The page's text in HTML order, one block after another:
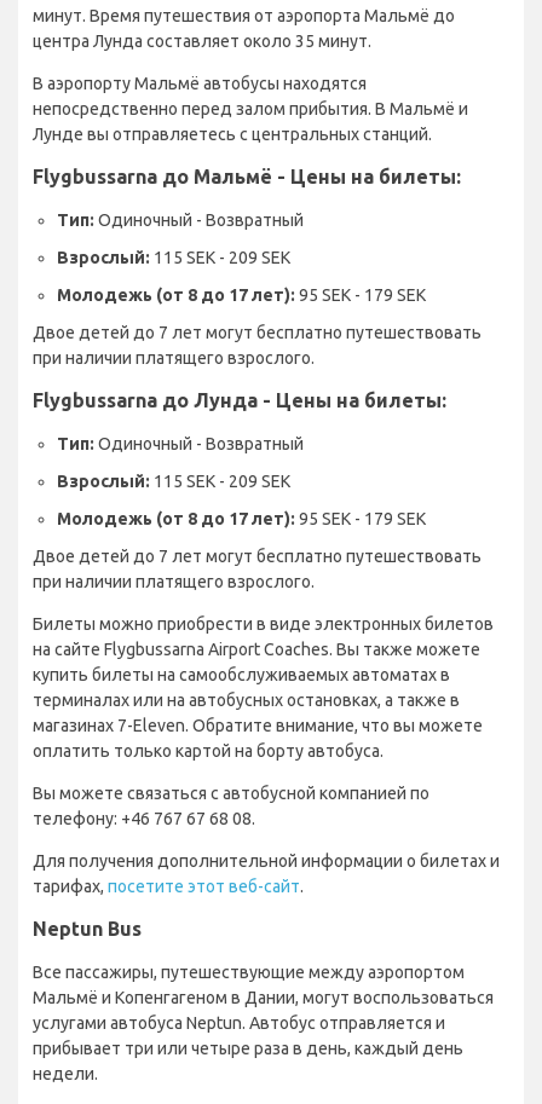
минут. Время путешествия от аэропорта Мальмё до
центра Лунда составляет около 35 минут.
В аэропорту Мальмё автобусы находятся
непосредственно перед залом прибытия. В Мальмё и
Лунде вы отправляетесь с центральных станций.
Flygbussarna до Мальмё - Цены на билеты:
Тип: Одиночный - Возвратный
Взрослый: 115 SEK - 209 SEK
Молодежь (от 8 до 17 лет): 95 SEK - 179 SEK
Двое детей до 7 лет могут бесплатно путешествовать
при наличии платящего взрослого.
Flygbussarna до Лунда - Цены на билеты:
Тип: Одиночный - Возвратный
Взрослый: 115 SEK - 209 SEK
Молодежь (от 8 до 17 лет): 95 SEK - 179 SEK
Двое детей до 7 лет могут бесплатно путешествовать
при наличии платящего взрослого.
Билеты можно приобрести в виде электронных билетов
на сайте Flygbussarna Airport Coaches. Вы также можете
купить билеты на самообслуживаемых автоматах в
терминалах или на автобусных остановках, а также в
магазинах 7-Eleven. Обратите внимание, что вы можете
оплатить только картой на борту автобуса.
Вы можете связаться с автобусной компанией по
телефону: +46 767 67 68 08.
Для получения дополнительной информации о билетах и
тарифах, посетите этот веб-сайт.
Neptun Bus
Все пассажиры, путешествующие между аэропортом
Мальмё и Копенгагеном в Дании, могут воспользоваться
услугами автобуса Neptun. Автобус отправляется и
прибывает три или четыре раза в день, каждый день
недели.